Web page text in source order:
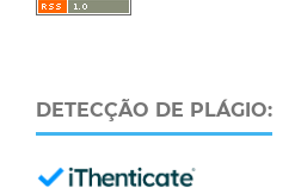
DETECÇÃO DE PLÁGIO: